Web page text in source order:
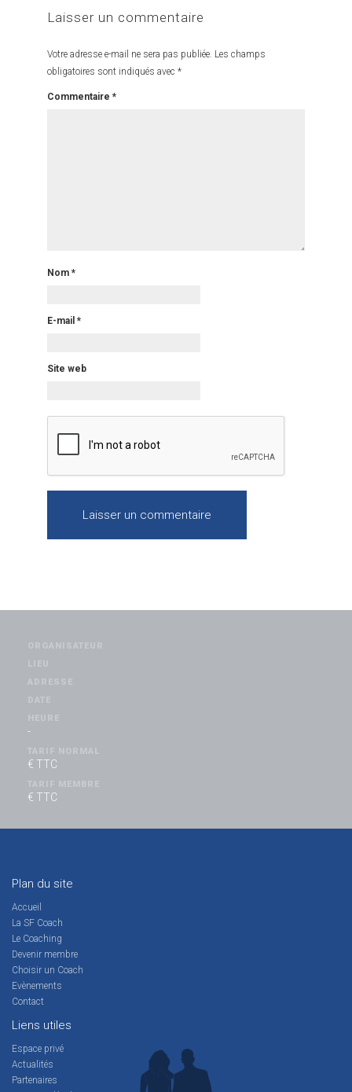
Laisser un commentaire
Votre adresse e-mail ne sera pas publiée. Les champs
obligatoires sont indiqués avec *
Commentaire *
Nom *
E-mail *
Site web
-
€ TTC
€ TTC
Plan du site
Accueil
La SF Coach
Le Coaching
Devenir membre
Choisir un Coach
Evènements
Contact
Liens utiles
Espace privé
Actualités
Partenaires